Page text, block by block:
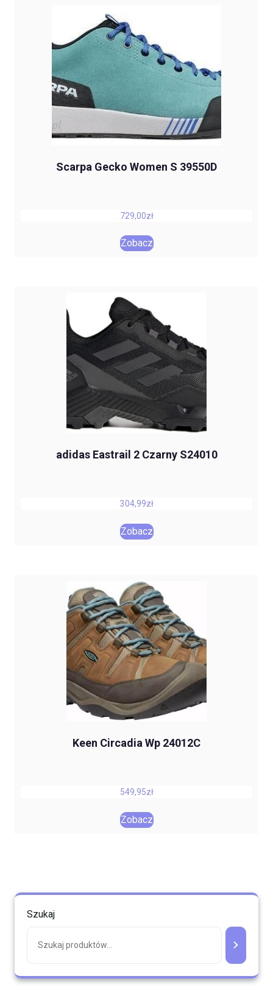
Scarpa Gecko Women S 39550D
729,00zł
Zobacz
adidas Eastrail 2 Czarny S24010
304,99zł
Zobacz
Keen Circadia Wp 24012C
549,95zł
Zobacz
Szukaj